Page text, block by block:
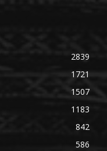
2839
1721
1507
1183
842
586